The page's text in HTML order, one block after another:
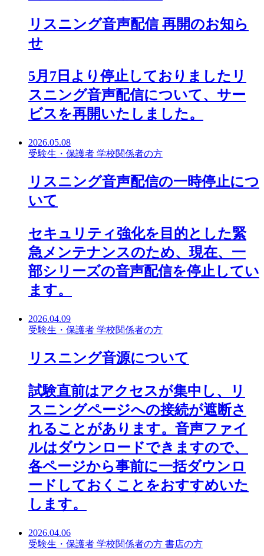
リスニング音声配信 再開のお知ら
せ
5月7日より停止しておりましたリ
スニング音声配信について、サー
ビスを再開いたしました。
2026.05.08
受験生・保護者 学校関係者の方
リスニング音声配信の一時停止につ
いて
セキュリティ強化を目的とした緊
急メンテナンスのため、現在、一
部シリーズの音声配信を停止してい
ます。
2026.04.09
受験生・保護者 学校関係者の方
リスニング音源について
試験直前はアクセスが集中し、リ
スニングページへの接続が遮断さ
れることがあります。音声ファイ
ルはダウンロードできますので、
各ページから事前に一括ダウンロ
ードしておくことをおすすめいた
します。
2026.04.06
受験生・保護者 学校関係者の方 書店の方